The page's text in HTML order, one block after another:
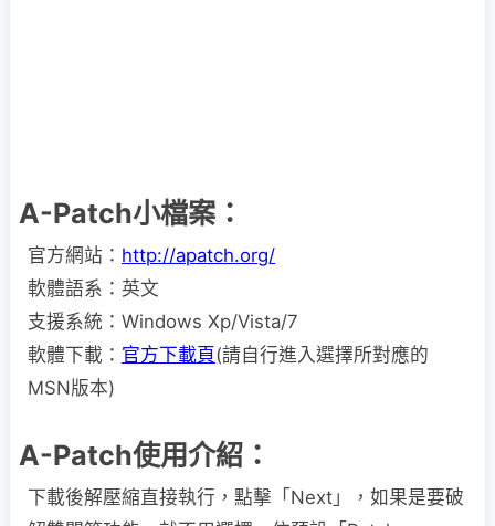
A-Patch小檔案：
官方網站： http://apatch.org/
軟體語系：英文
支援系統：Windows Xp/Vista/7
軟體下載： 官方下載頁(請自行進入選擇所對應的
MSN版本)
A-Patch使用介紹：
下載後解壓縮直接執行，點擊「Next」，如果是要破